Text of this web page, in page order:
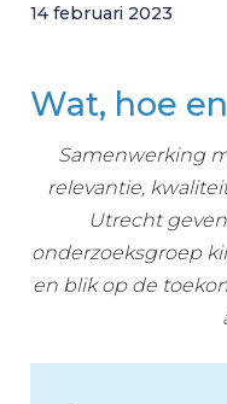
14 februari 2023
Wat, hoe
Samenwerking
relevantie,
Utrecht
onderzoeksgroep
en blik op de